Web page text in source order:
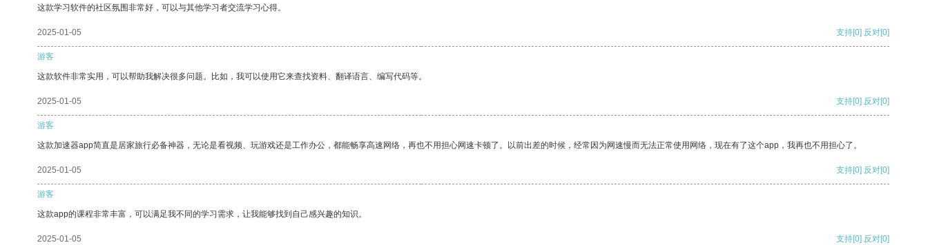
这款学习软件的社区氛围非常好，可以与其他学习者交流学习心得。
2025-01-05 支持[0] 反对[0]
游客
这款软件非常实用，可以帮助我解决很多问题。比如，我可以使用它来查找资料、翻译语言、编写代码等。
2025-01-05 支持[0] 反对[0]
游客
这款加速器app简直是居家旅行必备神器，无论是看视频、玩游戏还是工作办公，都能畅享高速网络，再也不用担心网速卡顿了。以前出差的时候，经常因为网速慢而无法正常使用网络，现在有了这个app，我再也不用担心了。
2025-01-05 支持[0] 反对[0]
游客
这款app的课程非常丰富，可以满足我不同的学习需求，让我能够找到自己感兴趣的知识。
2025-01-05 支持[0] 反对[0]